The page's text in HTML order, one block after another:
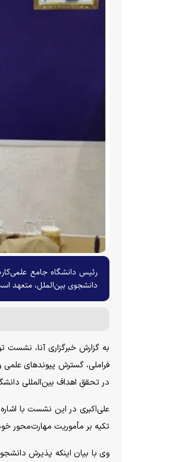
رئیس دانشگاه جامع
دانشجوی بین‌الملل، متعهد
به گزارش خبرگزاری آنا،
فراملی، گسترش پیوندهای
در تحقق اهداف بین‌المللی
علی‌اکبری در این نشست با
تکیه بر مأموریت مهارت‌محور
وی با بیان اینکه پذیرش